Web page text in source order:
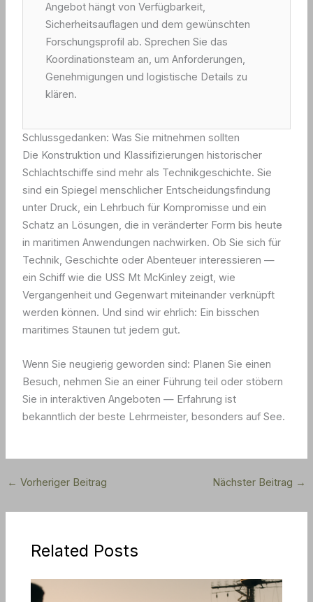
Angebot hängt von Verfügbarkeit,
Sicherheitsauflagen und dem gewünschten
Forschungsprofil ab. Sprechen Sie das
Koordinationsteam an, um Anforderungen,
Genehmigungen und logistische Details zu
klären.
Schlussgedanken: Was Sie mitnehmen sollten
Die Konstruktion und Klassifizierungen historischer
Schlachtschiffe sind mehr als Technikgeschichte. Sie
sind ein Spiegel menschlicher Entscheidungsfindung
unter Druck, ein Lehrbuch für Kompromisse und ein
Schatz an Lösungen, die in veränderter Form bis heute
in maritimen Anwendungen nachwirken. Ob Sie sich für
Technik, Geschichte oder Abenteuer interessieren —
ein Schiff wie die USS Mt McKinley zeigt, wie
Vergangenheit und Gegenwart miteinander verknüpft
werden können. Und sind wir ehrlich: Ein bisschen
maritimes Staunen tut jedem gut.
Wenn Sie neugierig geworden sind: Planen Sie einen
Besuch, nehmen Sie an einer Führung teil oder stöbern
Sie in interaktiven Angeboten — Erfahrung ist
bekanntlich der beste Lehrmeister, besonders auf See.
← Vorheriger Beitrag Nächster Beitrag →
Related Posts